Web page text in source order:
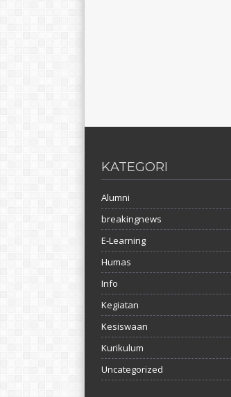
KATEGORI
Alumni
breakingnews
E-Learning
Humas
Info
Kegiatan
Kesiswaan
Kurikulum
Uncategorized